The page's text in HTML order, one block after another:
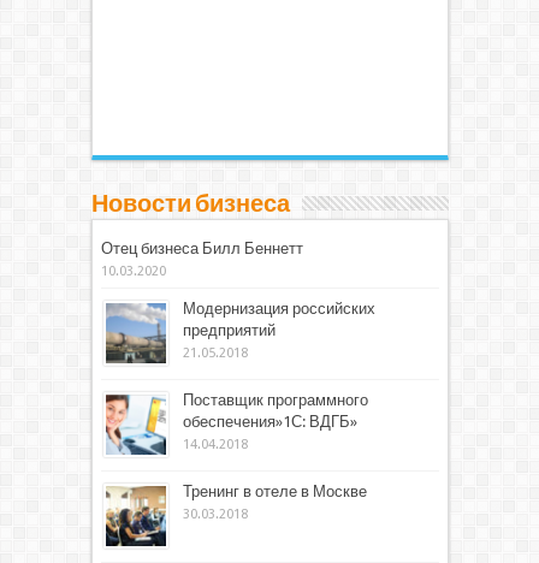
Новости бизнеса
Отец бизнеса Билл Беннетт
10.03.2020
Модернизация российских
предприятий
21.05.2018
Поставщик программного
обеспечения»1С: ВДГБ»
14.04.2018
Тренинг в отеле в Москве
30.03.2018